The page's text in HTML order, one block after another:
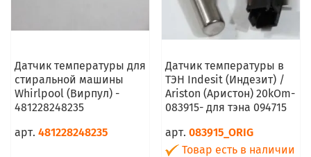
Датчик температуры для
стиральной машины
Whirlpool (Вирпул) -
481228248235
арт. 481228248235
Датчик температуры в
ТЭН Indesit (Индезит) /
Ariston (Аристон) 20kOm-
083915- для тэна 094715
арт. 083915_ORIG
Товар есть в наличии